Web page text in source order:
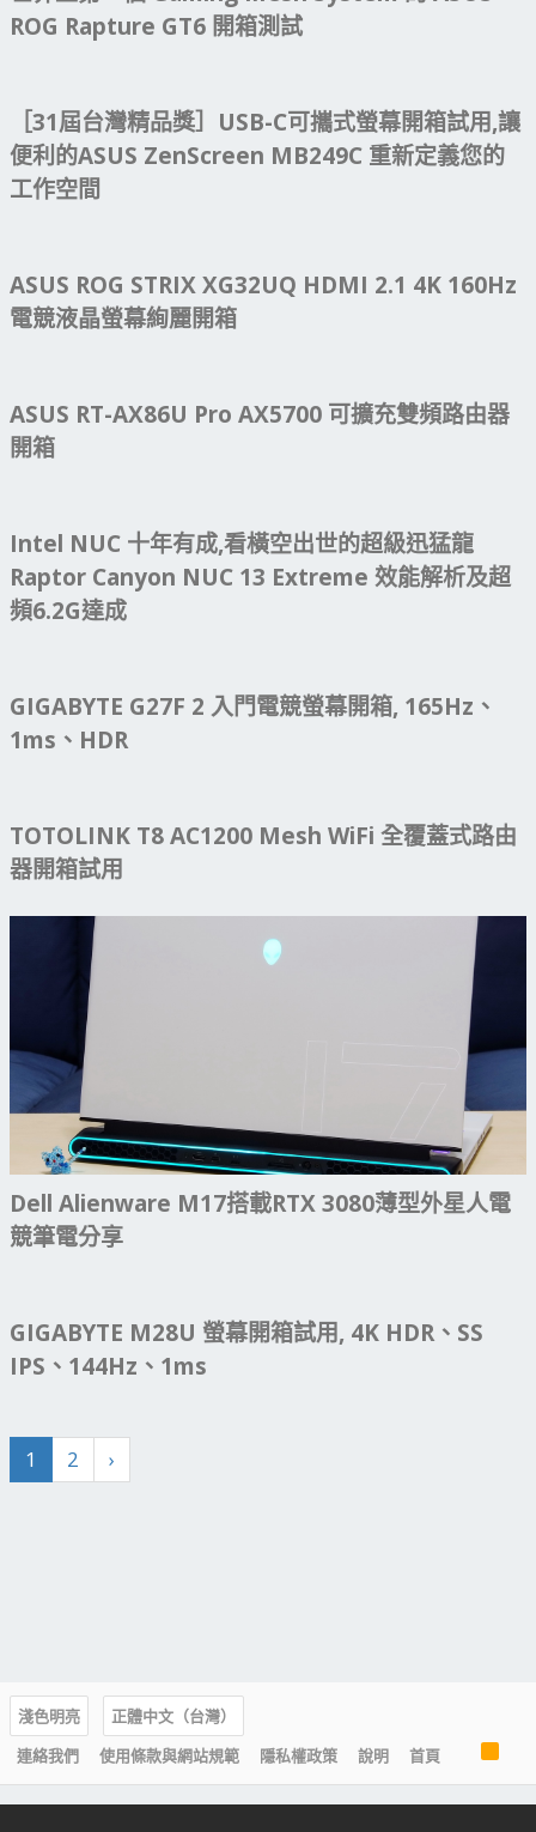
ROG Rapture GT6 開箱測試
［31屆台灣精品獎］USB-C可攜式螢幕開箱試用,讓
便利的ASUS ZenScreen MB249C 重新定義您的
工作空間
ASUS ROG STRIX XG32UQ HDMI 2.1 4K 160Hz
電競液晶螢幕絢麗開箱
ASUS RT-AX86U Pro AX5700 可擴充雙頻路由器
開箱
Intel NUC 十年有成,看橫空出世的超級迅猛龍
Raptor Canyon NUC 13 Extreme 效能解析及超
頻6.2G達成
GIGABYTE G27F 2 入門電競螢幕開箱, 165Hz、
1ms、HDR
TOTOLINK T8 AC1200 Mesh WiFi 全覆蓋式路由
器開箱試用
Dell Alienware M17搭載RTX 3080薄型外星人電
競筆電分享
GIGABYTE M28U 螢幕開箱試用, 4K HDR、SS
IPS、144Hz、1ms
1 2 ›
淺色明亮
正體中文（台灣）
連絡我們
使用條款與網站規範 隱私權政策 說明 首頁
R
S
S